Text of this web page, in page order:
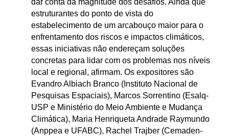
dar conta da magnitude dos desafios. Ainda que
estruturantes do ponto de vista do
estabelecimento de um arcabouço maior para o
enfrentamento dos riscos e impactos climáticos,
essas iniciativas não endereçam soluções
concretas para lidar com os problemas nos níveis
local e regional, afirmam. Os expositores são
Evandro Albiach Branco (Instituto Nacional de
Pesquisas Espaciais), Marcos Sorrentino (Esalq-
USP e Ministério do Meio Ambiente e Mudança
Climática), Maria Henriqueta Andrade Raymundo
(Anppea e UFABC), Rachel Trajber (Cemaden-